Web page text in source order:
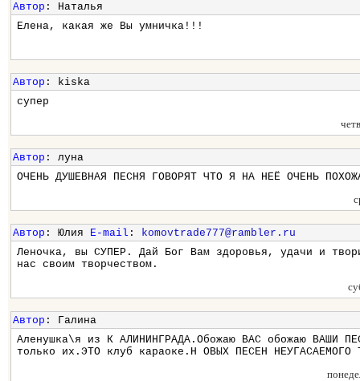
Автор : Наталья
Елена, какая же Вы умничка!!!
Автор : kiska
супер
Автор : луна
ОЧЕНЬ ДУШЕВНАЯ ПЕСНЯ ГОВОРЯТ ЧТО Я НА НЕЁ ОЧЕНЬ
Автор : Юлия E-mail : komovtrade777@rambler.ru
Леночка, вы СУПЕР. Дай Бог Вам здоровья, удачи и
нас своим творчеством.
Автор : Галина
Аленушка\я из К АЛИНИНГРАДА.Обожаю ВАС обожаю ВАШИ
только их.ЭТО клуб караоке.Н ОВЫХ ПЕСЕН НЕУГАСАЕМОГО